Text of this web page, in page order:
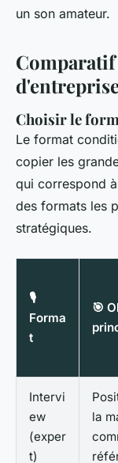
un son amateur.
Comparatif
Choisir le
Le format
copier les
qui correspond
des formats les
stratégiques.
🎙️
Forma
t
🎯
Intervi
ew
(exper
t)
la